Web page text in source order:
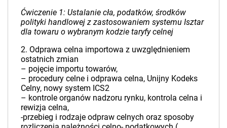
Ćwiczenie 1: Ustalanie cła, podatków, środków
polityki handlowej z zastosowaniem systemu Isztar
dla towaru o wybranym kodzie taryfy celnej
2. Odprawa celna importowa z uwzględnieniem
ostatnich zmian
– pojęcie importu towarów,
– procedury celne i odprawa celna, Unijny Kodeks
Celny, nowy system ICS2
– kontrole organów nadzoru rynku, kontrola celna i
rewizja celna,
-przebieg i rodzaje odpraw celnych oraz sposoby